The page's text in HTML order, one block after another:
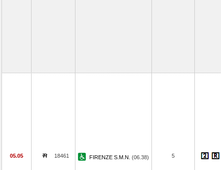
05.05 18461 FIRENZE S.M.N. (06.38) 5